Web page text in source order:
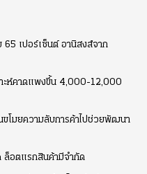
เปอร์เซ็นต์ อานิสงส์จาก
ะห์คาดแพงขึ้น 4,000-12,000
โมยความลับการค้าไปช่วยพัฒนา
อตแรกสินค้ามีจำกัด